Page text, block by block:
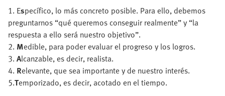
1. Específico, lo más concreto posible. Para ello, debemos
preguntarnos “qué queremos conseguir realmente” y “la
respuesta a ello será nuestro objetivo”.
2. Medible, para poder evaluar el progreso y los logros.
3. Alcanzable, es decir, realista.
4. Relevante, que sea importante y de nuestro interés.
5.Temporizado, es decir, acotado en el tiempo.